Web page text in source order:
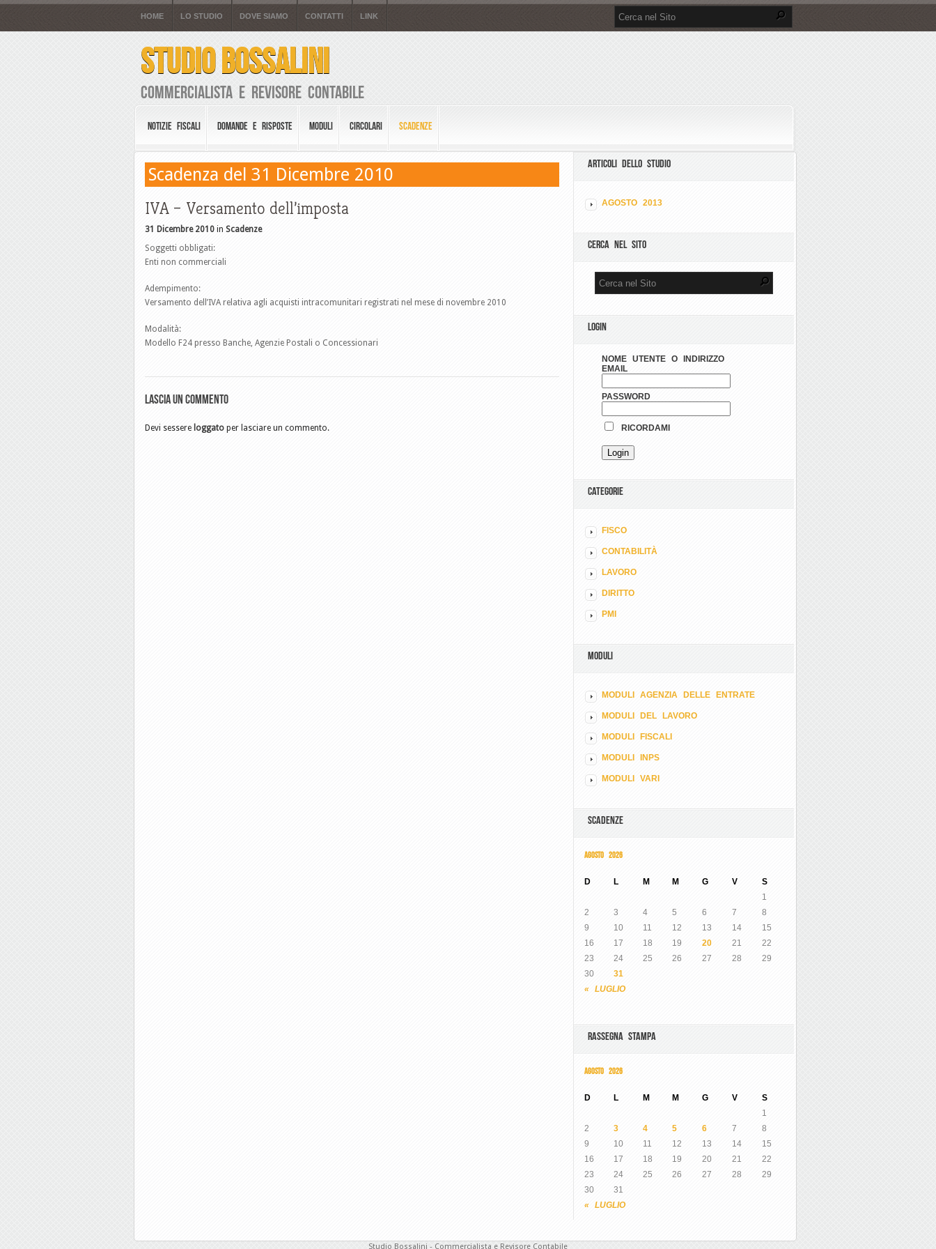
HOME LO STUDIO DOVE SIAMO CONTATTI LINK
STUDIO BOSSALINI
Commercialista e Revisore Contabile
NOTIZIE FISCALI DOMANDE E RISPOSTE MODULI CIRCOLARI SCADENZE
Scadenza del 31 Dicembre 2010
IVA – Versamento dell’imposta
31 Dicembre 2010 in Scadenze
Soggetti obbligati:
Enti non commerciali
Adempimento:
Versamento dell’IVA relativa agli acquisti intracomunitari registrati nel mese di novembre 2010
Modalità:
Modello F24 presso Banche, Agenzie Postali o Concessionari
Lascia un commento
Devi sessere loggato per lasciare un commento.
ARTICOLI DELLO STUDIO
AGOSTO 2013
CERCA NEL SITO
LOGIN
NOME UTENTE O INDIRIZZO
EMAIL
PASSWORD
RICORDAMI
CATEGORIE
FISCO
CONTABILITÀ
LAVORO
DIRITTO
PMI
MODULI
MODULI AGENZIA DELLE ENTRATE
MODULI DEL LAVORO
MODULI FISCALI
MODULI INPS
MODULI VARI
SCADENZE
AGOSTO 2026
D L M M G V S
« LUGLIO
1
2
3 4 5 6 7
8
9
10 11 12 13 14
15
16
17 18 19 20 21
22
23
24 25 26 27 28
29
30
31
RASSEGNA STAMPA
AGOSTO 2026
D L M M G V S
« LUGLIO
1
2
3 4 5 6 7
8
9
10 11 12 13 14
15
16
17 18 19 20 21
22
23
24 25 26 27 28
29
30
31
Studio Bossalini - Commercialista e Revisore Contabile